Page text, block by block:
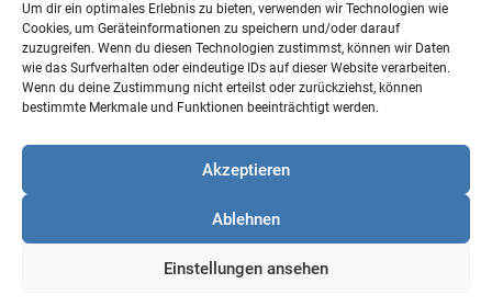
Um dir ein optimales Erlebnis zu bieten, verwenden wir Technologien wie
Cookies, um Geräteinformationen zu speichern und/oder darauf
zuzugreifen. Wenn du diesen Technologien zustimmst, können wir Daten
wie das Surfverhalten oder eindeutige IDs auf dieser Website verarbeiten.
Wenn du deine Zustimmung nicht erteilst oder zurückziehst, können
bestimmte Merkmale und Funktionen beeinträchtigt werden.
Akzeptieren
Ablehnen
Einstellungen ansehen
Tel. +49 231 952052-10
Fax +49 231 952052-60
e-Mail info@uv-do.de
Internet www.uv-do.de
Impressum